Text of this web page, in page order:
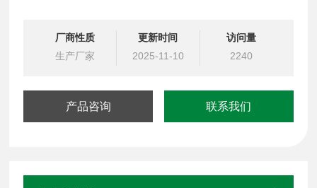
厂商性质
生产厂家
更新时间
2025-11-10
访问量
2240
产品咨询 联系我们